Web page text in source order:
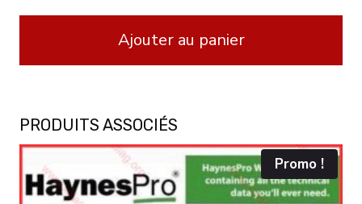
Ajouter au panier
PRODUITS ASSOCIÉS
Promo !